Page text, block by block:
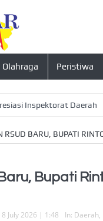
Olahraga Peristiwa
Inspektorat Daerah
RSUD BARU, BUPATI
Bupati
July 2026 | 1:48 In: Daerah,